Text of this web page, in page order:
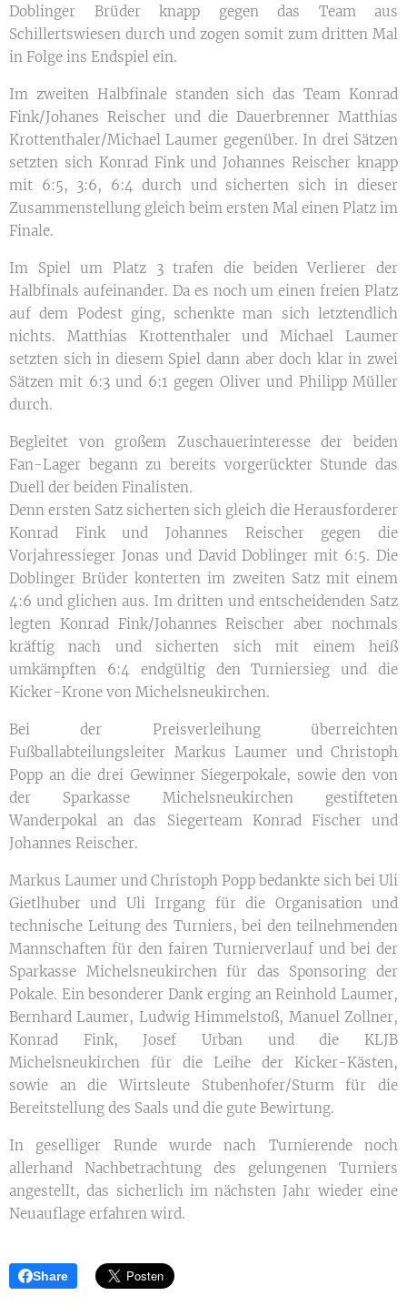
Doblinger Brüder knapp gegen das Team aus
Schillertswiesen durch und zogen somit zum dritten Mal
in Folge ins Endspiel ein.
Im zweiten Halbfinale standen sich das Team Konrad
Fink/Johanes Reischer und die Dauerbrenner Matthias
Krottenthaler/Michael Laumer gegenüber. In drei Sätzen
setzten sich Konrad Fink und Johannes Reischer knapp
mit 6:5, 3:6, 6:4 durch und sicherten sich in dieser
Zusammenstellung gleich beim ersten Mal einen Platz im
Finale.
Im Spiel um Platz 3 trafen die beiden Verlierer der
Halbfinals aufeinander. Da es noch um einen freien Platz
auf dem Podest ging, schenkte man sich letztendlich
nichts. Matthias Krottenthaler und Michael Laumer
setzten sich in diesem Spiel dann aber doch klar in zwei
Sätzen mit 6:3 und 6:1 gegen Oliver und Philipp Müller
durch.
Begleitet von großem Zuschauerinteresse der beiden
Fan-Lager begann zu bereits vorgerückter Stunde das
Duell der beiden Finalisten.
Denn ersten Satz sicherten sich gleich die Herausforderer
Konrad Fink und Johannes Reischer gegen die
Vorjahressieger Jonas und David Doblinger mit 6:5. Die
Doblinger Brüder konterten im zweiten Satz mit einem
4:6 und glichen aus. Im dritten und entscheidenden Satz
legten Konrad Fink/Johannes Reischer aber nochmals
kräftig nach und sicherten sich mit einem heiß
umkämpften 6:4 endgültig den Turniersieg und die
Kicker-Krone von Michelsneukirchen.
Bei der Preisverleihung überreichten
Fußballabteilungsleiter Markus Laumer und Christoph
Popp an die drei Gewinner Siegerpokale, sowie den von
der Sparkasse Michelsneukirchen gestifteten
Wanderpokal an das Siegerteam Konrad Fischer und
Johannes Reischer.
Markus Laumer und Christoph Popp bedankte sich bei Uli
Gietlhuber und Uli Irrgang für die Organisation und
technische Leitung des Turniers, bei den teilnehmenden
Mannschaften für den fairen Turnierverlauf und bei der
Sparkasse Michelsneukirchen für das Sponsoring der
Pokale. Ein besonderer Dank erging an Reinhold Laumer,
Bernhard Laumer, Ludwig Himmelstoß, Manuel Zollner,
Konrad Fink, Josef Urban und die KLJB
Michelsneukirchen für die Leihe der Kicker-Kästen,
sowie an die Wirtsleute Stubenhofer/Sturm für die
Bereitstellung des Saals und die gute Bewirtung.
In geselliger Runde wurde nach Turnierende noch
allerhand Nachbetrachtung des gelungenen Turniers
angestellt, das sicherlich im nächsten Jahr wieder eine
Neuauflage erfahren wird.
Share